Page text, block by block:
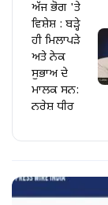
ਅੱਜ ਭੋਗ 'ਤੇ
ਵਿਸ਼ੇਸ਼ : ਬੜ੍ਹੇ
ਹੀ ਮਿਲਾਪੜੇ
ਅਤੇ ਨੇਕ
ਸੁਭਾਅ ਦੇ
ਮਾਲਕ ਸਨ:
ਨਰੇਸ਼ ਧੀਰ